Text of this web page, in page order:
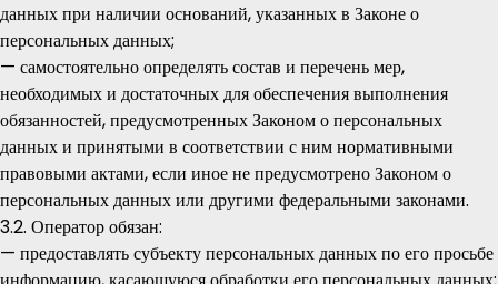
данных при наличии оснований, указанных в Законе о
персональных данных;
— самостоятельно определять состав и перечень мер,
необходимых и достаточных для обеспечения выполнения
обязанностей, предусмотренных Законом о персональных
данных и принятыми в соответствии с ним нормативными
правовыми актами, если иное не предусмотрено Законом о
персональных данных или другими федеральными законами.
3.2. Оператор обязан:
— предоставлять субъекту персональных данных по его просьбе